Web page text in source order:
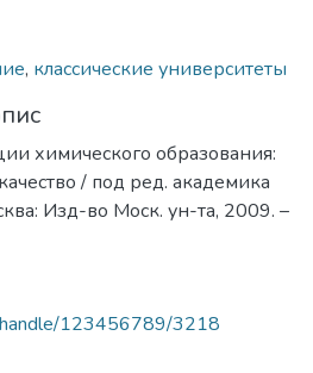
, классические университеты
химического образования:
/ под ред. академика
Изд-во Моск. ун-та, 2009. –
handle/123456789/3218